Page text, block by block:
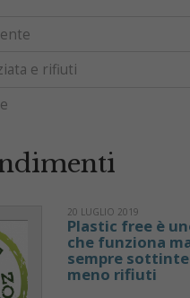
e rifiuti
20 LUGLIO 2019
Plastic free è
che funziona
sempre
meno rifiuti